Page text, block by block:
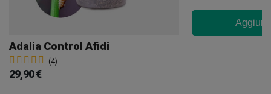
Adalia Control Afidi
(4)
29,90 €